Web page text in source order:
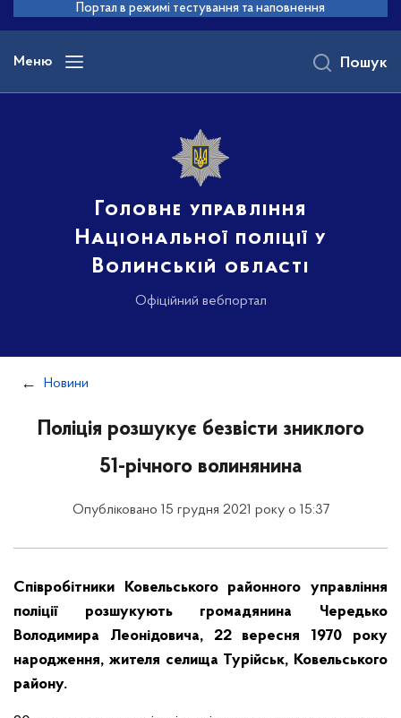
основного
вмісту
Портал в режимі тестування та наповнення
Меню
Головне управління
Національної поліції у
Волинській області
Офіційний вебпортал
Пошук
Новини
Поліція розшукує безвісти зниклого
51-річного волинянина
Опубліковано 15 грудня 2021 року о 15:37
Співробітники Ковельського районного управління
поліції розшукують громадянина Чередько
Володимира Леонідовича, 22 вересня 1970 року
народження, жителя селища Турійськ, Ковельського
району.